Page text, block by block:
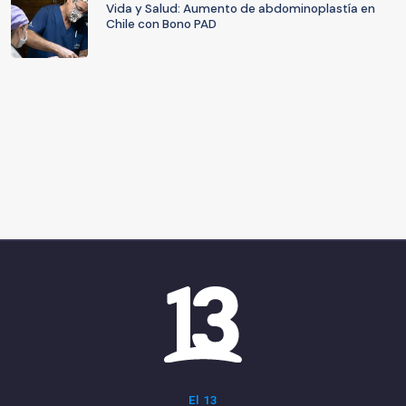
Vida y Salud: Aumento de abdominoplastía en
Chile con Bono PAD
El 13